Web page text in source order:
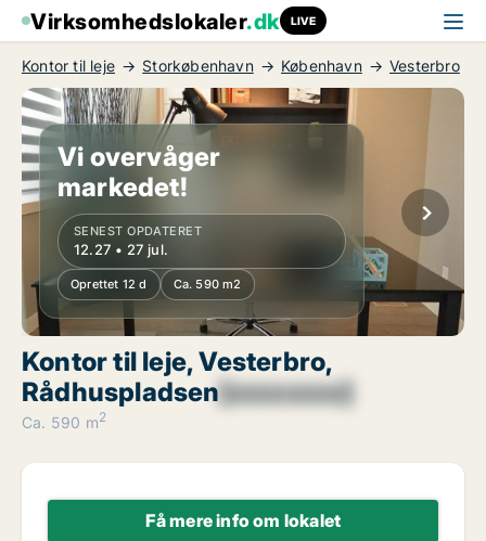
Virksomhedslokaler.dk LIVE
Kontor til leje Storkøbenhavn København Vesterbro
Vi overvåger
markedet!
SENEST OPDATERET
12.27 • 27 jul.
Oprettet 12 d Ca. 590 m2
Kontor til leje, Vesterbro,
Rådhuspladsen[xxxxxxxx]
Ca. 590 m2
Få mere info om lokalet